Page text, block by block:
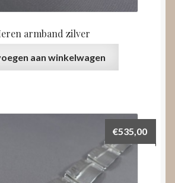
armband zilver
aan winkelwagen
€535,00